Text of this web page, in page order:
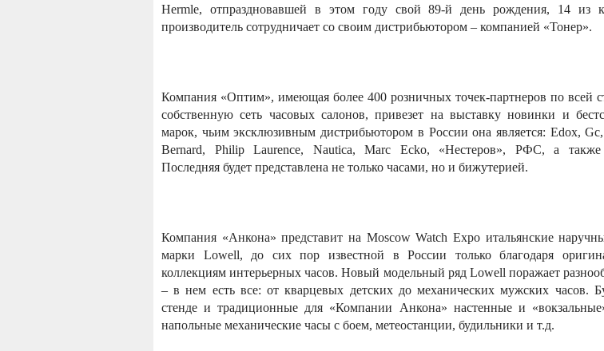
Hermle, отпраздновавшей в этом году свой 89-й день рождения, 14 из
производитель сотрудничает со своим дистрибьютором – компанией «Тонер».
Компания «Оптим», имеющая более 400 розничных точек-партнеров по всей
собственную сеть часовых салонов, привезет на выставку новинки и
марок, чьим эксклюзивным дистрибьютором в России она является: Edox,
Bernard, Philip Laurence, Nautica, Marc Ecko, «Нестеров», РФС, а также
Последняя будет представлена не только часами, но и бижутерией.
Компания «Анкона» представит на Moscow Watch Expo итальянские
марки Lowell, до сих пор известной в России только благодаря
коллекциям интерьерных часов. Новый модельный ряд Lowell поражает
– в нем есть все: от кварцевых детских до механических мужских часов.
стенде и традиционные для «Компании Анкона» настенные и
напольные механические часы с боем, метеостанции, будильники и т.д.